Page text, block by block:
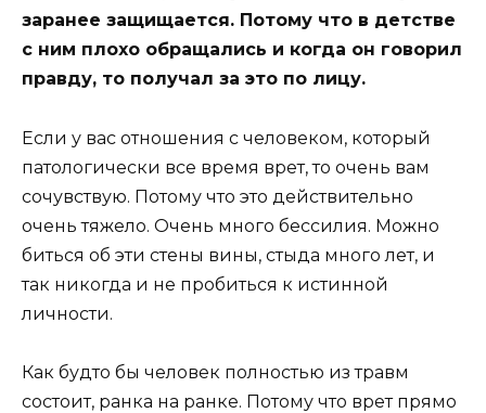
заранее защищается. Потому что в детстве
с ним плохо обращались и когда он говорил
правду, то получал за это по лицу.
Если у вас отношения с человеком, который
патологически все время врет, то очень вам
сочувствую. Потому что это действительно
очень тяжело. Очень много бессилия. Можно
биться об эти стены вины, стыда много лет, и
так никогда и не пробиться к истинной
личности.
Как будто бы человек полностью из травм
состоит, ранка на ранке. Потому что врет прямо